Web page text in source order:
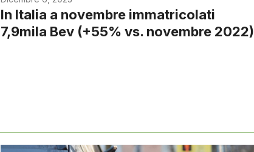
In Italia a novembre immatricolati
7,9mila Bev (+55% vs. novembre 2022)